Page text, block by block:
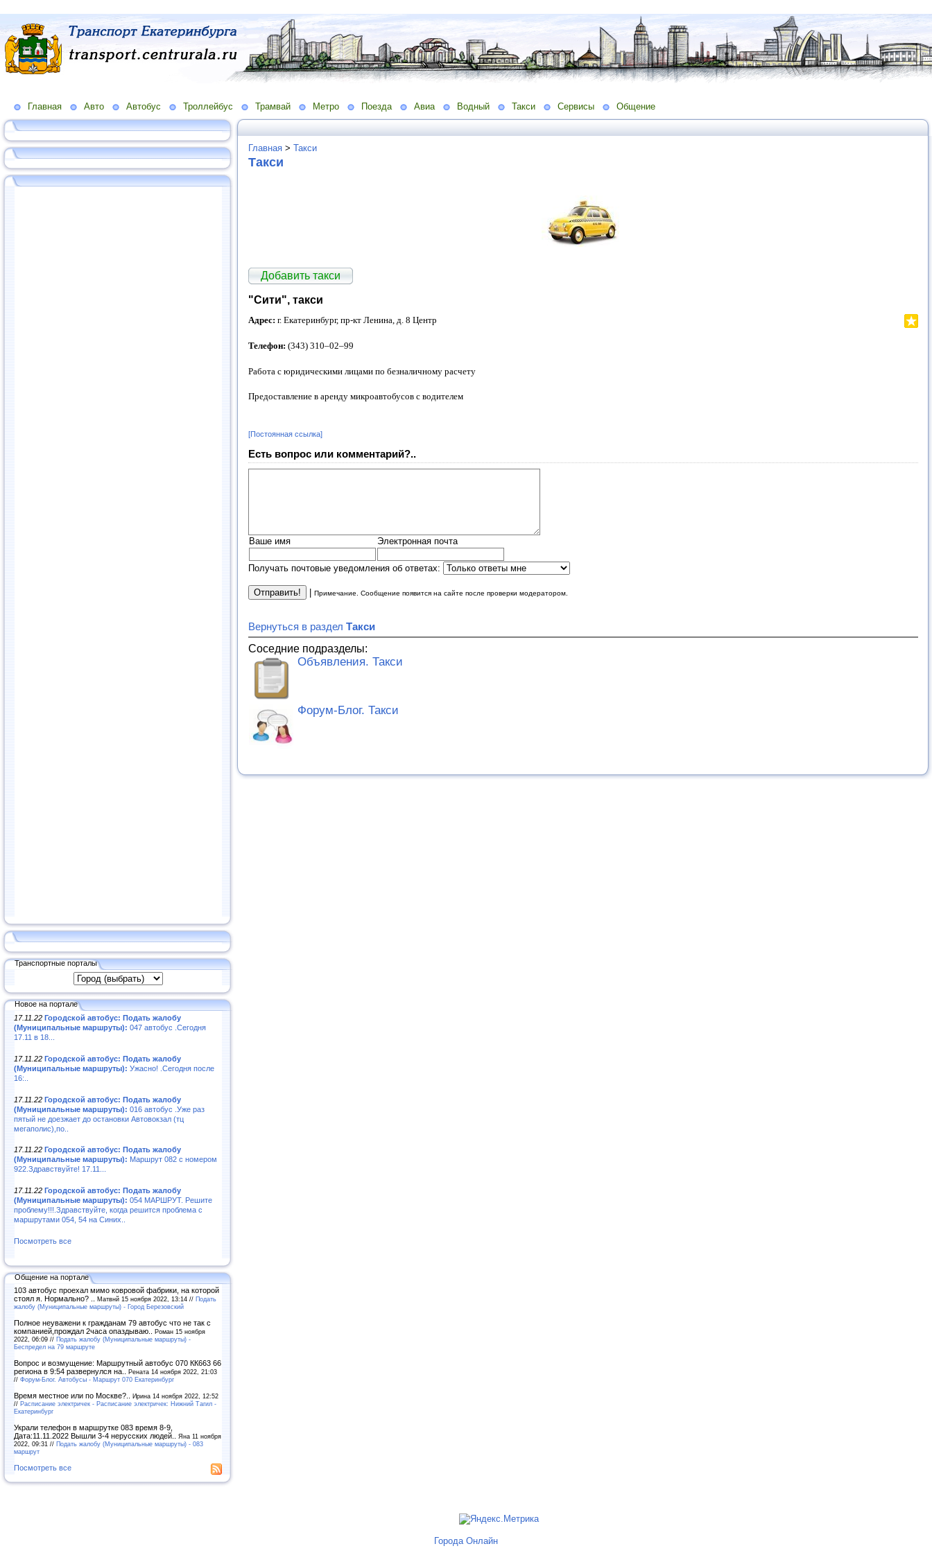
Главная Авто Автобус Троллейбус Трамвай Метро Поезда Авиа Водный Такси Сервисы Общение
Транспортные порталы
Новое на портале
17.11.22 Городской автобус: Подать жалобу
(Муниципальные маршруты): 047 автобус .Сегодня
17.11 в 18...
17.11.22 Городской автобус: Подать жалобу
(Муниципальные маршруты): Ужасно! .Сегодня после
16:..
17.11.22 Городской автобус: Подать жалобу
(Муниципальные маршруты): 016 автобус .Уже раз
пятый не доезжает до остановки Автовокзал (тц
мегаполис),по..
17.11.22 Городской автобус: Подать жалобу
(Муниципальные маршруты): Маршрут 082 с номером
922.Здравствуйте! 17.11...
17.11.22 Городской автобус: Подать жалобу
(Муниципальные маршруты): 054 МАРШРУТ. Решите
проблему!!!.Здравствуйте, когда решится проблема с
маршрутами 054, 54 на Синих..
Посмотреть все
Общение на портале
103 автобус проехал мимо ковровой фабрики, на которой
стоял я. Нормально? .. Матвнй 15 ноября 2022, 13:14 // Подать
жалобу (Муниципальные маршруты) - Город Березовский
Полное неуважени к гражданам 79 автобус что не так с
компанией,прождал 2часа опаздываю.. Роман 15 ноября
2022, 06:09 // Подать жалобу (Муниципальные маршруты) -
Беспредел на 79 маршруте
Вопрос и возмущение: Маршрутный автобус 070 КК663 66
региона в 9:54 развернулся на.. Рената 14 ноября 2022, 21:03
// Форум-Блог. Автобусы - Маршрут 070 Екатеринбург
Время местное или по Москве?.. Ирина 14 ноября 2022, 12:52
// Расписание электричек - Расписание электричек: Нижний Тагил -
Екатеринбург
Украли телефон в маршрутке 083 время 8-9,
Дата:11.11.2022 Вышли 3-4 нерусских людей.. Яна 11 ноября
2022, 09:31 // Подать жалобу (Муниципальные маршруты) - 083
маршрут
Посмотреть все
Главная > Такси
Такси
Добавить такси
"Сити", такси
Адрес: г. Екатеринбург, пр-кт Ленина, д. 8 Центр
Телефон: (343) 310–02–99
Работа с юридическими лицами по безналичному расчету
Предоставление в аренду микроавтобусов с водителем
[Постоянная ссылка]
Есть вопрос или комментарий?..
Ваше имя Электронная почта
Получать почтовые уведомления об ответах:
| Примечание. Сообщение появится на сайте после проверки модератором.
Вернуться в раздел Такси
Соседние подразделы:
Объявления. Такси
Форум-Блог. Такси
Города Онлайн